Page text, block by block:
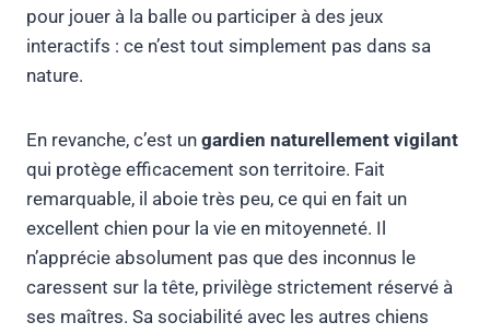
pour jouer à la balle ou participer à des jeux
interactifs : ce n’est tout simplement pas dans sa
nature.
En revanche, c’est un gardien naturellement vigilant
qui protège efficacement son territoire. Fait
remarquable, il aboie très peu, ce qui en fait un
excellent chien pour la vie en mitoyenneté. Il
n’apprécie absolument pas que des inconnus le
caressent sur la tête, privilège strictement réservé à
ses maîtres. Sa sociabilité avec les autres chiens